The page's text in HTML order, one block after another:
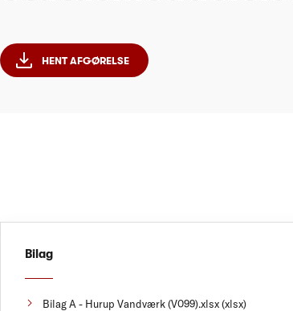
HENT AFGØRELSE
Bilag
Bilag A - Hurup Vandværk (V099).xlsx (xlsx)